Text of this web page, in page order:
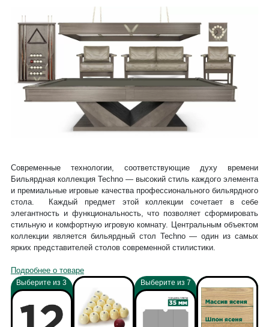
Выберите из 3 Выберите из 7
Современные технологии, соответствующие духу времени
Бильярдная коллекция Techno — высокий стиль каждого элемента
и премиальные игровые качества профессионального бильярдного
стола. Каждый предмет этой коллекции сочетает в себе
элегантность и функциональность, что позволяет сформировать
стильную и комфортную игровую комнату. Центральным объектом
коллекции является бильярдный стол Techno — один из самых
ярких представителей столов современной стилистики.
Подробнее о товаре